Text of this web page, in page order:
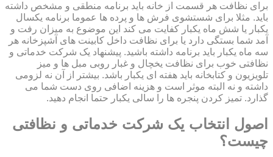
برای نظافت هر قسمت از خانه باید برنامه منطقی و مشخص داشته
باید. مثلا برای شستشوی فرش ها و پرده ها عموما برنامه یکسال
یکبار یا شش ماه یکبار کفایت می کند این موضوع به میزان رفت و
آمد شما بستگی دارد یا برای نظافت داخل کابینت های آشپزخانه هر
سه ماه یکبار باید برنامه داشته باشید. پیشنهاد یک شرکت خدماتی و
نظافتی خوب برای نظافت یخچال و غبار روبی مبل ها و میز
تلویزیون و کتابخانه باید هفته ای یکبار باشد. بیشتر از آن نه لزومی
داشته و نه البته موثر است و هزینه اضافی روی دست شما می
گذارد. تمیز کردن پنجره ها را سالی یکبار حتما انجام دهید.
اصول انتخاب یک شرکت خدماتی و نظافتی
چیست؟